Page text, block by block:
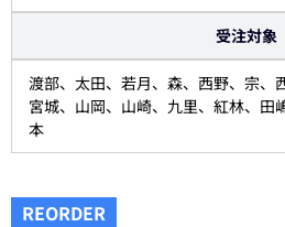
受注対象
渡部、太田、若月、森、西野、宗、
宮城、山岡、山崎、九里、紅林、田
本
REORDER